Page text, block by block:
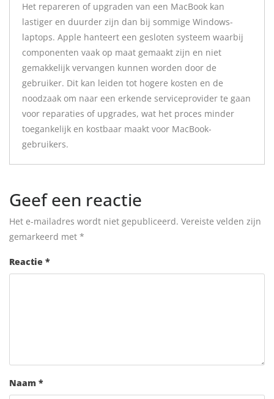
Het repareren of upgraden van een MacBook kan
lastiger en duurder zijn dan bij sommige Windows-
laptops. Apple hanteert een gesloten systeem waarbij
componenten vaak op maat gemaakt zijn en niet
gemakkelijk vervangen kunnen worden door de
gebruiker. Dit kan leiden tot hogere kosten en de
noodzaak om naar een erkende serviceprovider te gaan
voor reparaties of upgrades, wat het proces minder
toegankelijk en kostbaar maakt voor MacBook-
gebruikers.
Geef een reactie
Het e-mailadres wordt niet gepubliceerd. Vereiste velden zijn
gemarkeerd met *
Reactie *
Naam *